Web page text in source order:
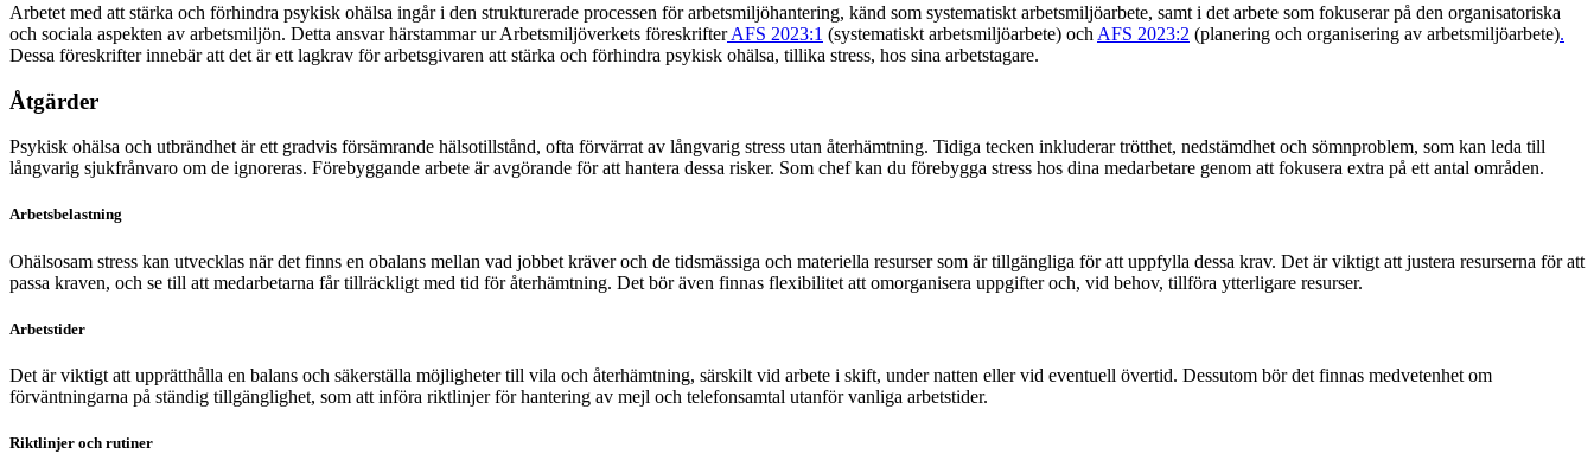
Arbetet med att stärka och förhindra psykisk ohälsa ingår i den strukturerade processen för arbetsmiljöhantering, känd som systematiskt arbetsmiljöarbete, samt i det arbete som fokuserar på den organisatoriska
och sociala aspekten av arbetsmiljön. Detta ansvar härstammar ur Arbetsmiljöverkets föreskrifterAFS 2023:1 (systematiskt arbetsmiljöarbete) och AFS 2023:2 (planering och organisering av arbetsmiljöarbete).
Dessa föreskrifter innebär att det är ett lagkrav för arbetsgivaren att stärka och förhindra psykisk ohälsa, tillika stress, hos sina arbetstagare.
Åtgärder
Psykisk ohälsa och utbrändhet är ett gradvis försämrande hälsotillstånd, ofta förvärrat av långvarig stress utan återhämtning. Tidiga tecken inkluderar trötthet, nedstämdhet och sömnproblem, som kan leda till
långvarig sjukfrånvaro om de ignoreras. Förebyggande arbete är avgörande för att hantera dessa risker. Som chef kan du förebygga stress hos dina medarbetare genom att fokusera extra på ett antal områden.
Arbetsbelastning
Ohälsosam stress kan utvecklas när det finns en obalans mellan vad jobbet kräver och de tidsmässiga och materiella resurser som är tillgängliga för att uppfylla dessa krav. Det är viktigt att justera resurserna för att
passa kraven, och se till att medarbetarna får tillräckligt med tid för återhämtning. Det bör även finnas flexibilitet att omorganisera uppgifter och, vid behov, tillföra ytterligare resurser.
Arbetstider
Det är viktigt att upprätthålla en balans och säkerställa möjligheter till vila och återhämtning, särskilt vid arbete i skift, under natten eller vid eventuell övertid. Dessutom bör det finnas medvetenhet om
förväntningarna på ständig tillgänglighet, som att införa riktlinjer för hantering av mejl och telefonsamtal utanför vanliga arbetstider.
Riktlinjer och rutiner